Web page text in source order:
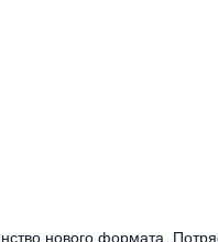
нового формата.